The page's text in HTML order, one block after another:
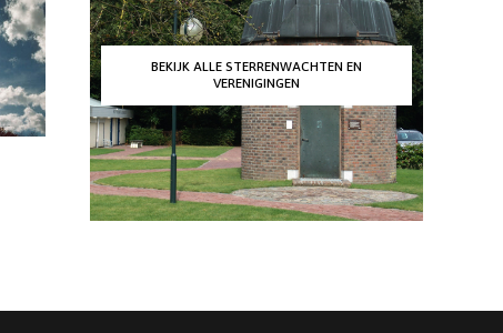
BEKIJK ALLE STERRENWACHTEN EN
VERENIGINGEN